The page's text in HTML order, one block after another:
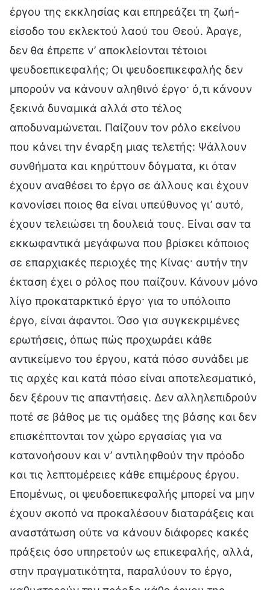
έργου της εκκλησίας και επηρεάζει τη ζωή-
είσοδο του εκλεκτού λαού του Θεού. Άραγε,
δεν θα έπρεπε ν’ αποκλείονται τέτοιοι
ψευδοεπικεφαλής; Οι ψευδοεπικεφαλής δεν
μπορούν να κάνουν αληθινό έργο· ό,τι κάνουν
ξεκινά δυναμικά αλλά στο τέλος
αποδυναμώνεται. Παίζουν τον ρόλο εκείνου
που κάνει την έναρξη μιας τελετής: Ψάλλουν
συνθήματα και κηρύττουν δόγματα, κι όταν
έχουν αναθέσει το έργο σε άλλους και έχουν
κανονίσει ποιος θα είναι υπεύθυνος γι’ αυτό,
έχουν τελειώσει τη δουλειά τους. Είναι σαν τα
εκκωφαντικά μεγάφωνα που βρίσκει κάποιος
σε επαρχιακές περιοχές της Κίνας· αυτήν την
έκταση έχει ο ρόλος που παίζουν. Κάνουν μόνο
λίγο προκαταρκτικό έργο· για το υπόλοιπο
έργο, είναι άφαντοι. Όσο για συγκεκριμένες
ερωτήσεις, όπως πώς προχωράει κάθε
αντικείμενο του έργου, κατά πόσο συνάδει με
τις αρχές και κατά πόσο είναι αποτελεσματικό,
δεν ξέρουν τις απαντήσεις. Δεν αλληλεπιδρούν
ποτέ σε βάθος με τις ομάδες της βάσης και δεν
επισκέπτονται τον χώρο εργασίας για να
κατανοήσουν και ν’ αντιληφθούν την πρόοδο
και τις λεπτομέρειες κάθε επιμέρους έργου.
Επομένως, οι ψευδοεπικεφαλής μπορεί να μην
έχουν σκοπό να προκαλέσουν διαταράξεις και
αναστάτωση ούτε να κάνουν διάφορες κακές
πράξεις όσο υπηρετούν ως επικεφαλής, αλλά,
στην πραγματικότητα, παραλύουν το έργο,